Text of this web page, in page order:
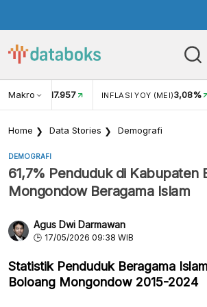
Makro
USD/IDR 17.957 INFLASI YOY (MEI)3,08%
Home Data Stories Demografi
DEMOGRAFI
61,7% Penduduk di Kabupaten
Mongondow Beragama Islam
Agus Dwi Darmawan
17/05/2026 09:38 WIB
Statistik Penduduk Beragama
Boloang Mongondow 2015-2024